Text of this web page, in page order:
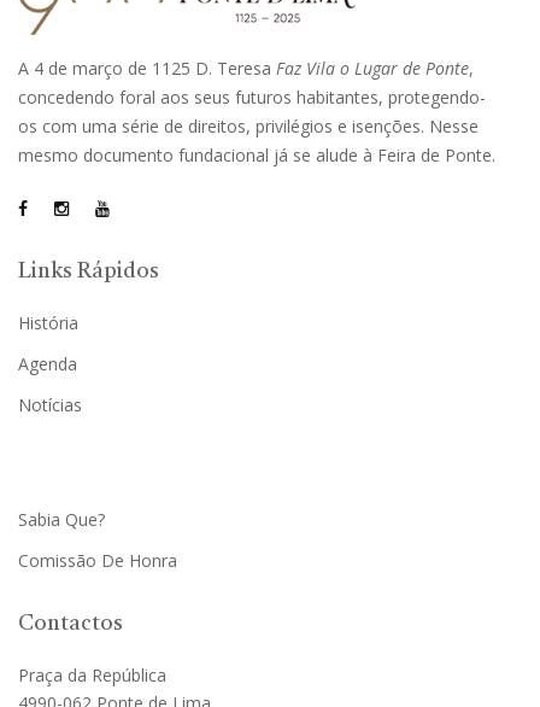
A 4 de março de 1125 D. Teresa Faz Vila o Lugar de Ponte,
concedendo foral aos seus futuros habitantes, protegendo-
os com uma série de direitos, privilégios e isenções. Nesse
mesmo documento fundacional já se alude à Feira de Ponte.
Links Rápidos
História
Agenda
Notícias
Sabia Que?
Comissão De Honra
Contactos
Praça da República